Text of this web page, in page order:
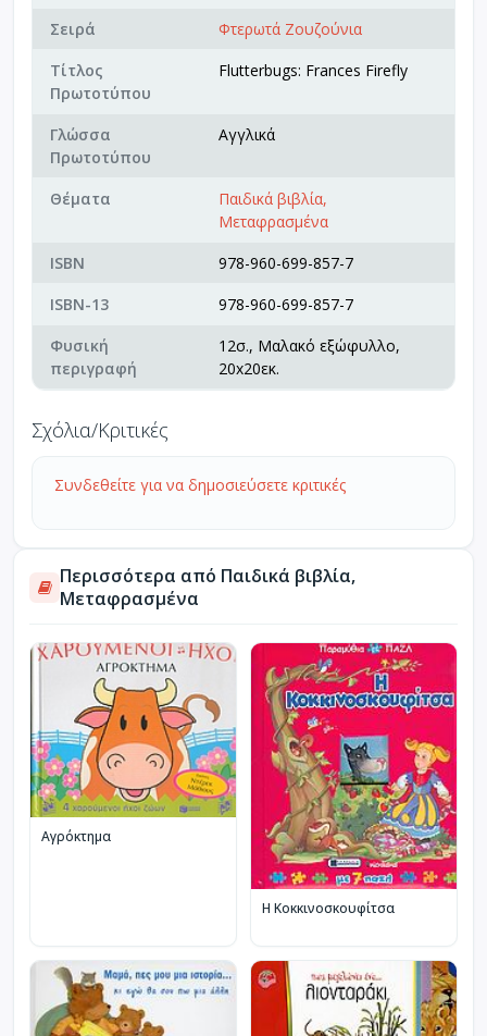
Σειρά
Φτερωτά Ζουζούνια
Τίτλος
Πρωτοτύπου
Flutterbugs: Frances Firefly
Γλώσσα
Πρωτοτύπου
Αγγλικά
Θέματα
Παιδικά βιβλία,
Μεταφρασμένα
ISBN
978-960-699-857-7
ISBN-13
978-960-699-857-7
Φυσική
περιγραφή
12σ., Μαλακό εξώφυλλο,
20x20εκ.
Σχόλια/Κριτικές
Συνδεθείτε για να δημοσιεύσετε κριτικές
Περισσότερα από Παιδικά βιβλία,
Μεταφρασμένα
Αγρόκτημα
Η Κοκκινοσκουφίτσα